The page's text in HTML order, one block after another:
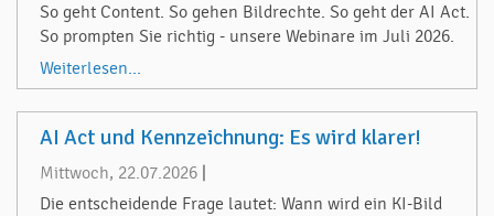
So geht Content. So gehen Bildrechte. So geht der AI Act.
So prompten Sie richtig - unsere Webinare im Juli 2026.
Weiterlesen...
AI Act und Kennzeichnung: Es wird klarer!
Mittwoch, 22.07.2026
Die entscheidende Frage lautet: Wann wird ein KI-Bild